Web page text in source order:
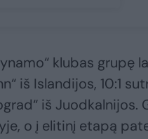
klubas grupę
iš Islandijos, 10:1
iš Juodkalnijos.
o į elitinį etapą